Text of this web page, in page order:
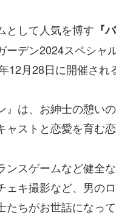
として人気を博す 『
ーデン2024スペシャ
12月28日に開催され
』は、お紳士の憩い
ャストと恋愛を育む
ンスゲームなど健全
ェキ撮影など、男の
たちがお世話になっ